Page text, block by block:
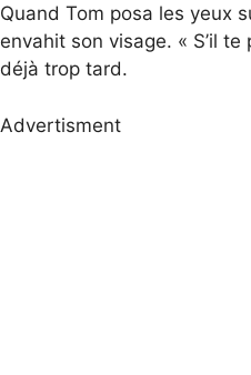
Quand Tom posa les yeux
envahit son visage. « S’il
déjà trop tard.
Advertisment